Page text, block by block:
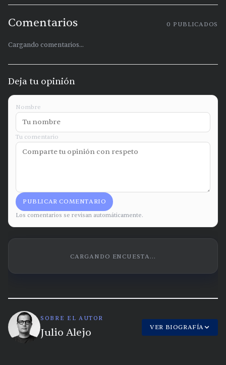
Comentarios 0 PUBLICADOS
Cargando comentarios...
Deja tu opinión
Nombre
Tu comentario
PUBLICAR COMENTARIO
Los comentarios se revisan automáticamente.
CARGANDO ENCUESTA...
SOBRE EL AUTOR
Julio Alejo VER BIOGRAFÍA